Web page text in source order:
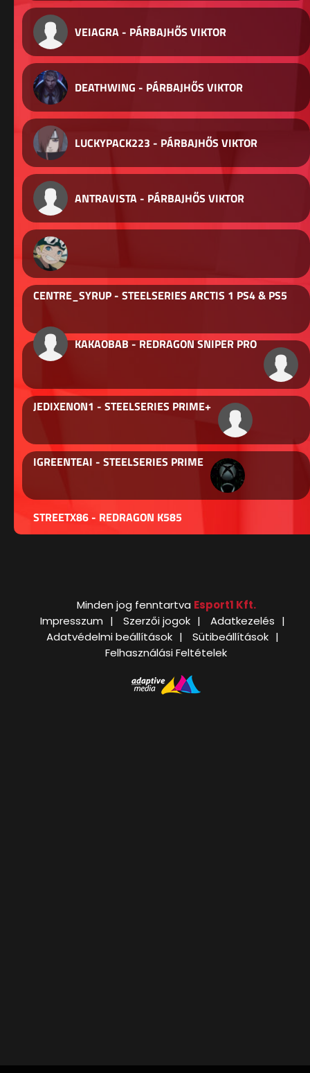
VEIAGRA - PÁRBAJHŐS VIKTOR
DEATHWING - PÁRBAJHŐS VIKTOR
LUCKYPACK223 - PÁRBAJHŐS VIKTOR
ANTRAVISTA - PÁRBAJHŐS VIKTOR
CENTRE_SYRUP - STEELSERIES ARCTIS 1 PS4 & PS5
KAKAOBAB - REDRAGON SNIPER PRO
JEDIXENON1 - STEELSERIES PRIME+
IGREENTEAI - STEELSERIES PRIME
STREETX86 - REDRAGON K585
Minden jog fenntartva Esport1 Kft.
Impresszum
Szerzői jogok
Adatkezelés
Adatvédelmi beállítások
Sütibeállítások
Felhasználási Feltételek